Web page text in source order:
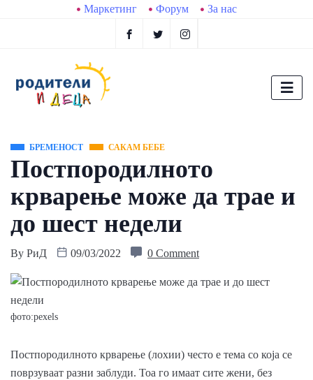
Маркетинг Форум За нас
БРЕМЕНОСТ САКАМ БЕБЕ
Постпородилното
крварење може да трае и
до шест недели
By РиД 09/03/2022 0 Comment
фото:pexels
Постпородилното крварење (лохии) често е тема со која се
поврзуваат разни заблуди. Тоа го имаат сите жени, без